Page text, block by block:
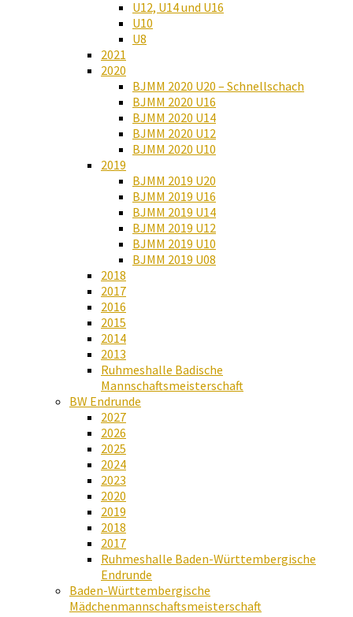
U12, U14 und U16
U10
U8
2021
2020
BJMM 2020 U20 – Schnellschach
BJMM 2020 U16
BJMM 2020 U14
BJMM 2020 U12
BJMM 2020 U10
2019
BJMM 2019 U20
BJMM 2019 U16
BJMM 2019 U14
BJMM 2019 U12
BJMM 2019 U10
BJMM 2019 U08
2018
2017
2016
2015
2014
2013
Ruhmeshalle Badische
Mannschaftsmeisterschaft
BW Endrunde
2027
2026
2025
2024
2023
2020
2019
2018
2017
Ruhmeshalle Baden-Württembergische
Endrunde
Baden-Württembergische
Mädchenmannschaftsmeisterschaft